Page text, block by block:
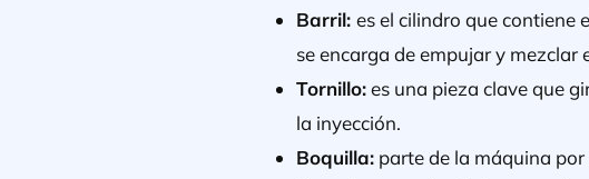
Barril:es el cilindro que contiene
se encarga de empujar y
Tornillo:es una pieza clave que
la inyección.
Boquilla: parte de la máquina